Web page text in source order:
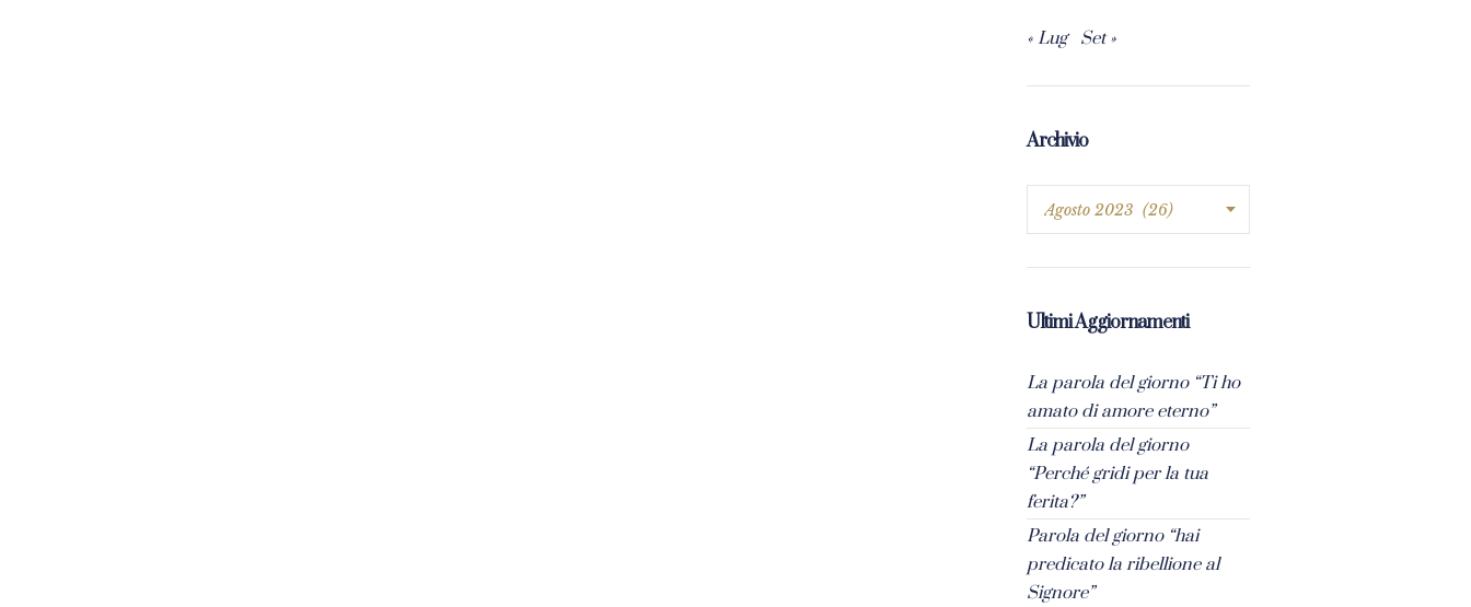
« Lug Set »
Archivio
Ultimi Aggiornamenti
La parola del giorno “Ti ho
amato di amore eterno”
La parola del giorno
“Perché gridi per la tua
ferita?”
Parola del giorno “hai
predicato la ribellione al
Signore”